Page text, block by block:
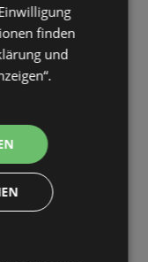
mehr gültig
11.07.2026
finden
und